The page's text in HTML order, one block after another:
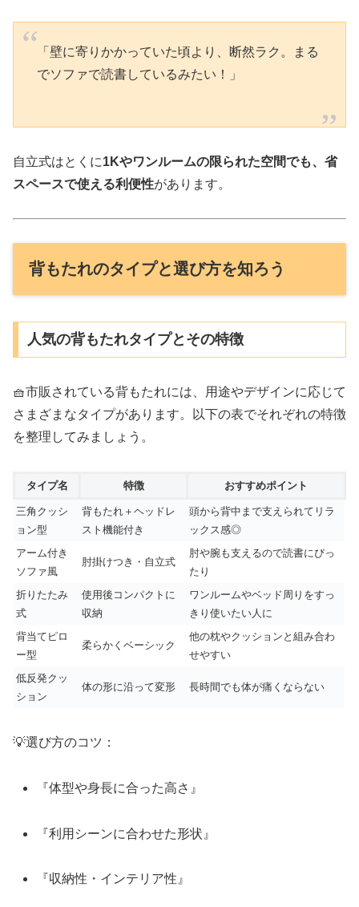
「壁に寄りかかっていた頃より、断然ラク。まる
でソファで読書しているみたい！」
自立式はとくに1Kやワンルームの限られた空間でも、省
スペースで使える利便性があります。
背もたれのタイプと選び方を知ろう
人気の背もたれタイプとその特徴
🧺市販されている背もたれには、用途やデザインに応じて
さまざまなタイプがあります。以下の表でそれぞれの特徴
を整理してみましょう。
タイプ名 特徴 おすすめポイント
三角クッシ
ョン型
背もたれ＋ヘッドレ
スト機能付き
頭から背中まで支えられてリラ
ックス感◎
アーム付き
ソファ風
肘掛けつき・自立式
肘や腕も支えるので読書にぴっ
たり
折りたたみ
式
使用後コンパクトに
収納
ワンルームやベッド周りをすっ
きり使いたい人に
背当てピロ
ー型
柔らかくベーシック
他の枕やクッションと組み合わ
せやすい
低反発クッ
ション
体の形に沿って変形 長時間でも体が痛くならない
💡選び方のコツ：
『体型や身長に合った高さ』
『利用シーンに合わせた形状』
『収納性・インテリア性』